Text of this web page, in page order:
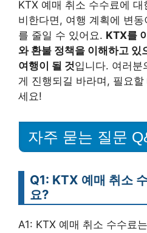
KTX 예매 취소 수수료에
비한다면, 여행 계획에 변
를 줄일 수 있어요. KTX를
와 환불 정책을 이해하고 있
여행이 될 것입니다. 여러분
게 진행되길 바라며, 필요
세요!
자주 묻는 질문
Q1: KTX 예매 취소
요?
A1: KTX 예매 취소 수수료